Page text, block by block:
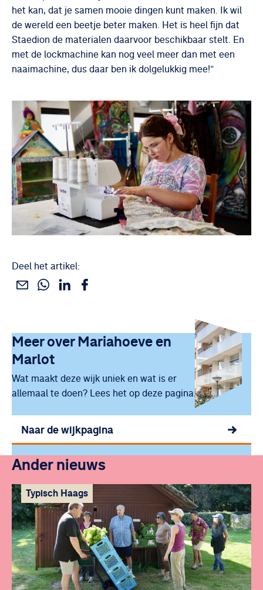
het kan, dat je samen mooie dingen kunt maken. Ik wil
de wereld een beetje beter maken. Het is heel fijn dat
Staedion de materialen daarvoor beschikbaar stelt. En
met de lockmachine kan nog veel meer dan met een
naaimachine, dus daar ben ik dolgelukkig mee!”
Deel het artikel:
Deel dit via e-mail
Deel dit via WhatsApp
Deel dit via Linkedin
Deel dit via Facebook
Uitgelicht
Meer over Mariahoeve en
Marlot
Wat maakt deze wijk uniek en wat is er
allemaal te doen? Lees het op deze pagina.
Naar de wijkpagina
Ander nieuws
Typisch Haags